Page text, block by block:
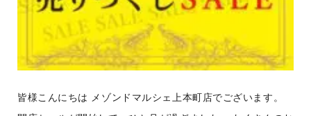
皆様こんにちは メゾンドマルシェ上本町店でございます。